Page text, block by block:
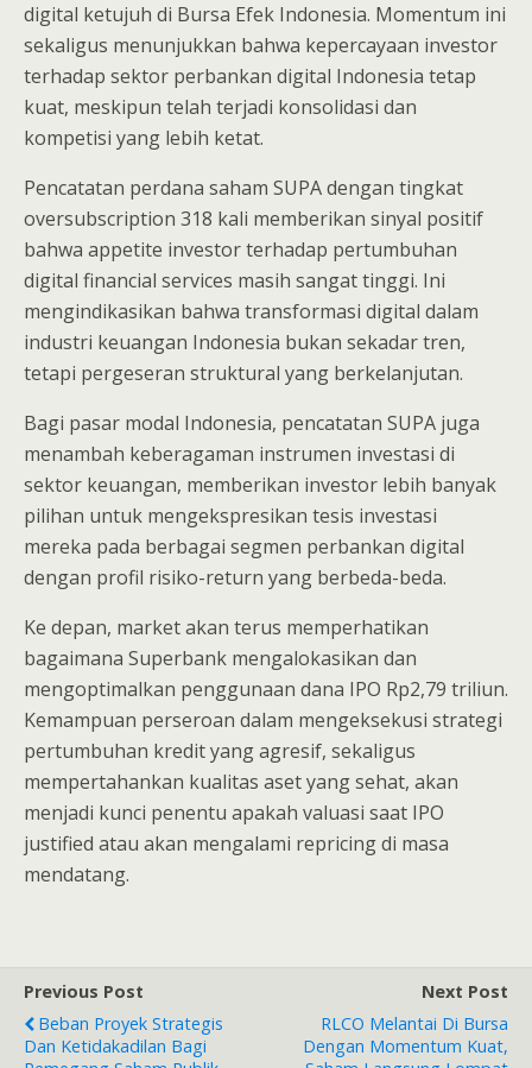
digital ketujuh di Bursa Efek Indonesia. Momentum ini
sekaligus menunjukkan bahwa kepercayaan investor
terhadap sektor perbankan digital Indonesia tetap
kuat, meskipun telah terjadi konsolidasi dan
kompetisi yang lebih ketat.
Pencatatan perdana saham SUPA dengan tingkat
oversubscription 318 kali memberikan sinyal positif
bahwa appetite investor terhadap pertumbuhan
digital financial services masih sangat tinggi. Ini
mengindikasikan bahwa transformasi digital dalam
industri keuangan Indonesia bukan sekadar tren,
tetapi pergeseran struktural yang berkelanjutan.
Bagi pasar modal Indonesia, pencatatan SUPA juga
menambah keberagaman instrumen investasi di
sektor keuangan, memberikan investor lebih banyak
pilihan untuk mengekspresikan tesis investasi
mereka pada berbagai segmen perbankan digital
dengan profil risiko-return yang berbeda-beda.
Ke depan, market akan terus memperhatikan
bagaimana Superbank mengalokasikan dan
mengoptimalkan penggunaan dana IPO Rp2,79 triliun.
Kemampuan perseroan dalam mengeksekusi strategi
pertumbuhan kredit yang agresif, sekaligus
mempertahankan kualitas aset yang sehat, akan
menjadi kunci penentu apakah valuasi saat IPO
justified atau akan mengalami repricing di masa
mendatang.
Previous Post
Beban Proyek Strategis
Dan Ketidakadilan Bagi
Next Post
RLCO Melantai Di Bursa
Dengan Momentum Kuat,